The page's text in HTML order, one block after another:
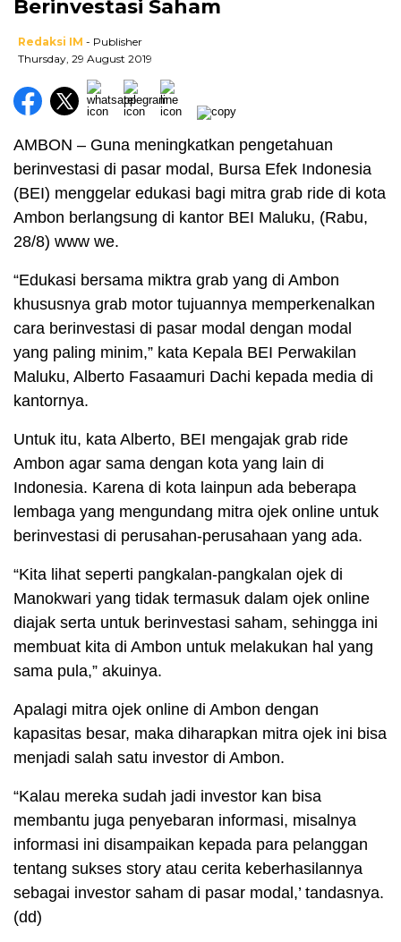
Berinvestasi Saham
Redaksi IM - Publisher
Thursday, 29 August 2019
AMBON – Guna meningkatkan pengetahuan
berinvestasi di pasar modal, Bursa Efek Indonesia
(BEI) menggelar edukasi bagi mitra grab ride di kota
Ambon berlangsung di kantor BEI Maluku, (Rabu,
28/8) www we.
“Edukasi bersama miktra grab yang di Ambon
khususnya grab motor tujuannya memperkenalkan
cara berinvestasi di pasar modal dengan modal
yang paling minim,” kata Kepala BEI Perwakilan
Maluku, Alberto Fasaamuri Dachi kepada media di
kantornya.
Untuk itu, kata Alberto, BEI mengajak grab ride
Ambon agar sama dengan kota yang lain di
Indonesia. Karena di kota lainpun ada beberapa
lembaga yang mengundang mitra ojek online untuk
berinvestasi di perusahan-perusahaan yang ada.
“Kita lihat seperti pangkalan-pangkalan ojek di
Manokwari yang tidak termasuk dalam ojek online
diajak serta untuk berinvestasi saham, sehingga ini
membuat kita di Ambon untuk melakukan hal yang
sama pula,” akuinya.
Apalagi mitra ojek online di Ambon dengan
kapasitas besar, maka diharapkan mitra ojek ini bisa
menjadi salah satu investor di Ambon.
“Kalau mereka sudah jadi investor kan bisa
membantu juga penyebaran informasi, misalnya
informasi ini disampaikan kepada para pelanggan
tentang sukses story atau cerita keberhasilannya
sebagai investor saham di pasar modal,’ tandasnya.
(dd)